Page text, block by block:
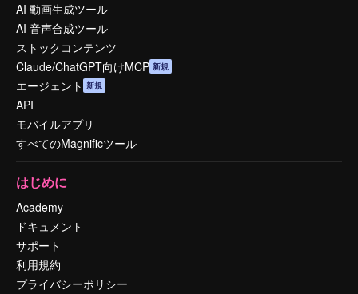
AI 動画生成ツール
AI 音声合成ツール
ストックコンテンツ
Claude/ChatGPT向けMCP 新規
エージェント 新規
API
モバイルアプリ
すべてのMagnificツール
はじめに
Academy
ドキュメント
サポート
利用規約
プライバシーポリシー